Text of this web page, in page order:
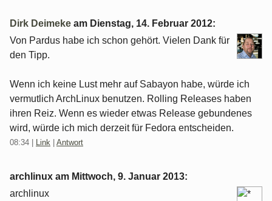
Dirk Deimeke am Dienstag, 14. Februar 2012:
Von Pardus habe ich schon gehört. Vielen Dank für
den Tipp.
Wenn ich keine Lust mehr auf Sabayon habe, würde ich
vermutlich ArchLinux benutzen. Rolling Releases haben
ihren Reiz. Wenn es wieder etwas Release gebundenes
wird, würde ich mich derzeit für Fedora entscheiden.
08:34 Link Antwort
archlinux am Mittwoch, 9. Januar 2013:
archlinux